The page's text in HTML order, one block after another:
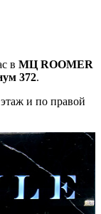
в МЦ ROOMER
372.
и по правой